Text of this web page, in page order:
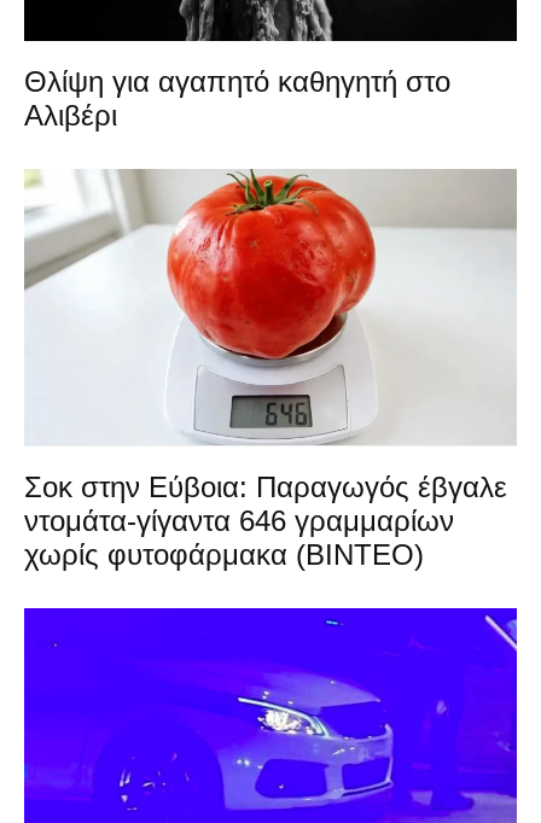
Θλίψη για αγαπητό καθηγητή στο
Αλιβέρι
Σοκ στην Εύβοια: Παραγωγός έβγαλε
ντομάτα-γίγαντα 646 γραμμαρίων
χωρίς φυτοφάρμακα (ΒΙΝΤΕΟ)